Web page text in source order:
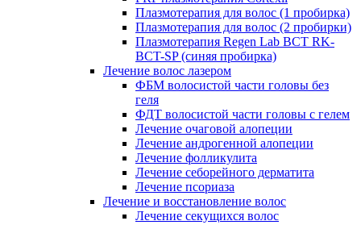
Плазмотерапия для волос (1 пробирка)
Плазмотерапия для волос (2 пробирки)
Плазмотерапия Regen Lab BCT RK-
BCT-SP (синяя пробирка)
Лечение волос лазером
ФБМ волосистой части головы без
геля
ФДТ волосистой части головы с гелем
Лечение очаговой алопеции
Лечение андрогенной алопеции
Лечение фолликулита
Лечение себорейного дерматита
Лечение псориаза
Лечение и восстановление волос
Лечение секущихся волос